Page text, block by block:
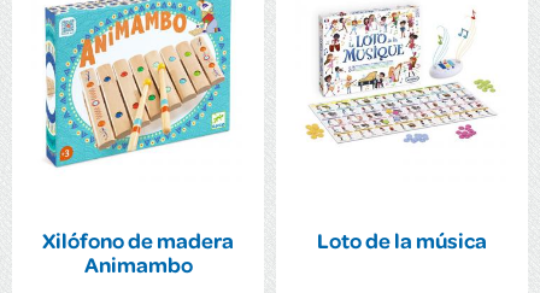
Xilófono de madera
Animambo
Loto de la música